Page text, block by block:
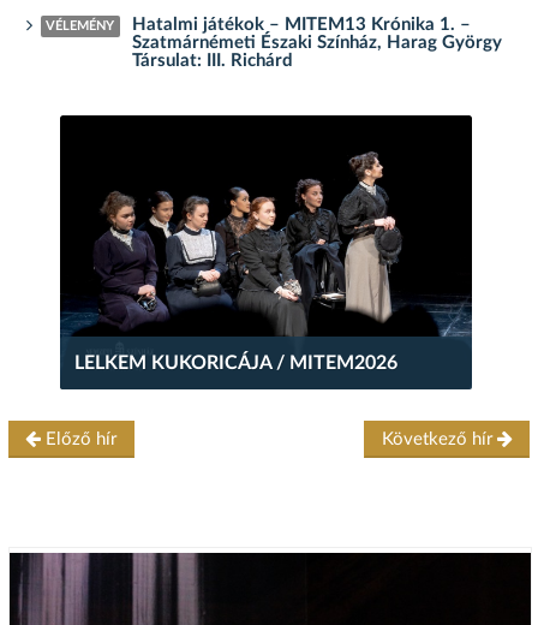
VÉLEMÉNY
Hatalmi játékok – MITEM13 Krónika 1. –
Szatmárnémeti Északi Színház, Harag György
Társulat: III. Richárd
LELKEM KUKORICÁJA / MITEM2026
Előző hír Következő hír